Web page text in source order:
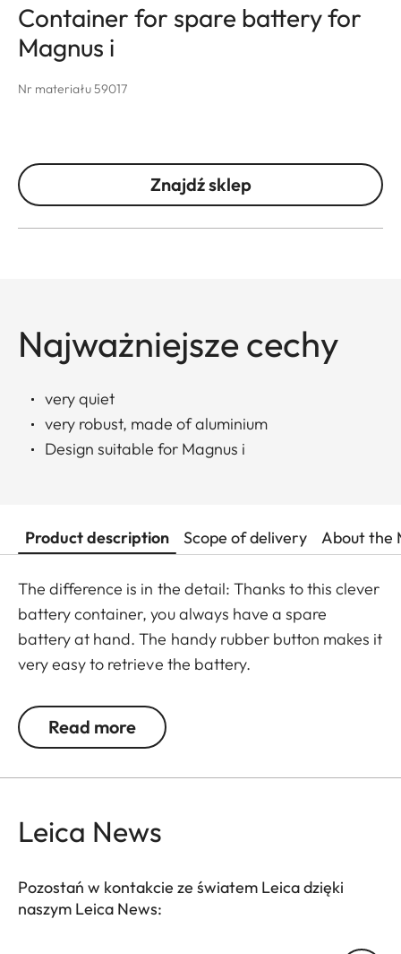
Container for spare battery for
Magnus i
Nr materiału 59017
Znajdź sklep
Najważniejsze cechy
very quiet
very robust, made of aluminium
Design suitable for Magnus i
Product description Scope of delivery About the
The difference is in the detail: Thanks to this clever
battery container, you always have a spare
battery at hand. The handy rubber button makes it
very easy to retrieve the battery.
Read more
Leica News
Pozostań w kontakcie ze światem Leica dzięki
naszym Leica News: